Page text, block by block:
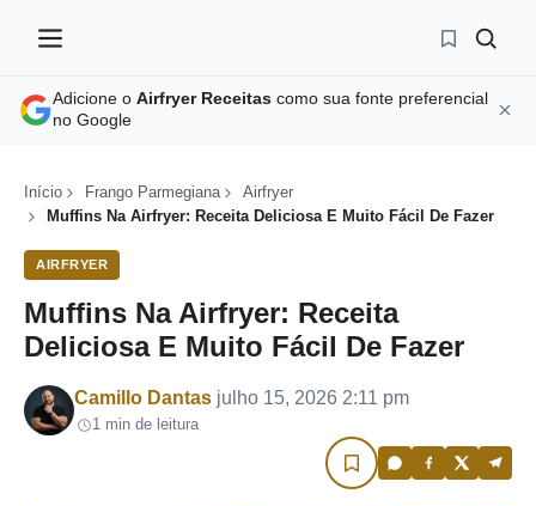
Adicione o Airfryer Receitas como sua fonte preferencial
no Google
Início Frango Parmegiana
Airfryer
Muffins Na Airfryer: Receita Deliciosa E Muito Fácil De Fazer
AIRFRYER
Muffins Na Airfryer: Receita
Deliciosa E Muito Fácil De Fazer
Por
Camillo Dantas julho 15, 2026 2:11 pm
1 min de leitura